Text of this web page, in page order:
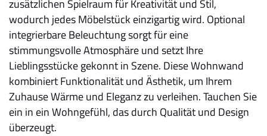
zusätzlichen Spielraum für Kreativität und Stil,
wodurch jedes Möbelstück einzigartig wird. Optional
integrierbare Beleuchtung sorgt für eine
stimmungsvolle Atmosphäre und setzt Ihre
Lieblingsstücke gekonnt in Szene. Diese Wohnwand
kombiniert Funktionalität und Ästhetik, um Ihrem
Zuhause Wärme und Eleganz zu verleihen. Tauchen Sie
ein in ein Wohngefühl, das durch Qualität und Design
überzeugt.